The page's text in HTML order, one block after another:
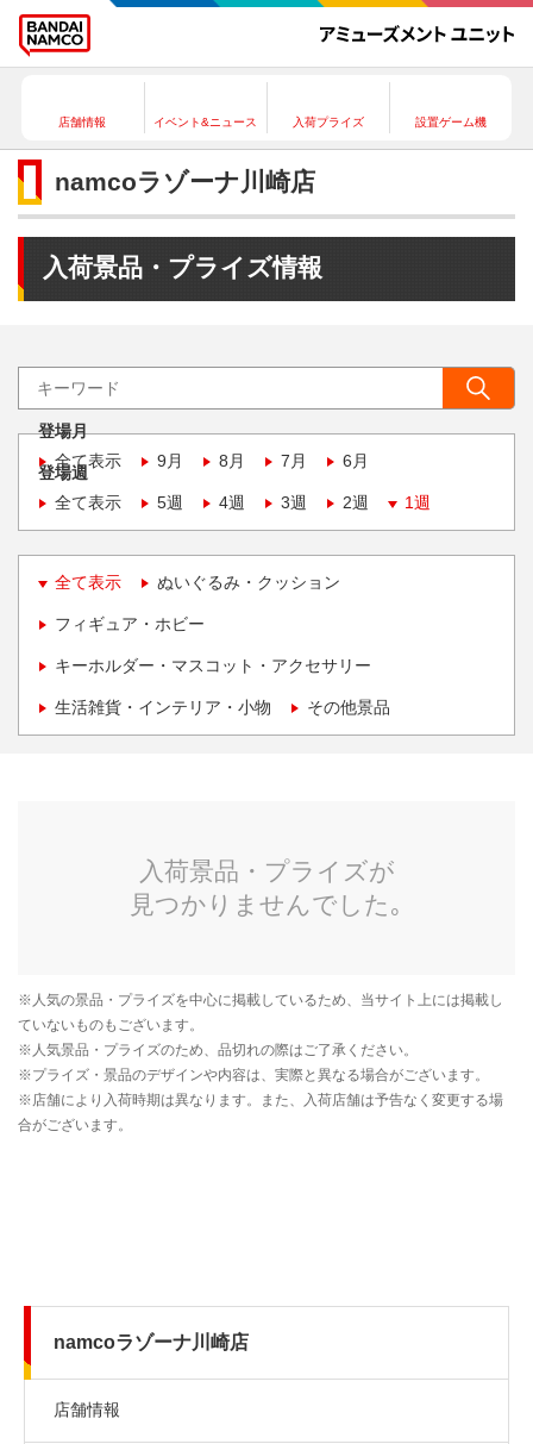
店舗情報 イベント&ニュース 入荷プライズ 設置ゲーム機
namcoラゾーナ川崎店
入荷景品・プライズ情報
登場月
全て表示
9月 8月 7月 6月
登場週
全て表示
5週 4週 3週 2週 1週
全て表示 ぬいぐるみ・クッション
フィギュア・ホビー
キーホルダー・マスコット・アクセサリー
生活雑貨・インテリア・小物 その他景品
namcoラゾーナ川崎店
店舗情報